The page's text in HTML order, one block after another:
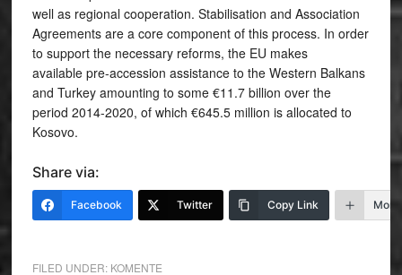
well as regional cooperation. Stabilisation and Association
Agreements are a core component of this process. In order
to support the necessary reforms, the EU makes
available pre-accession assistance to the Western Balkans
and Turkey amounting to some €11.7 billion over the
period 2014-2020, of which €645.5 million is allocated to
Kosovo.
Share via:
Facebook Twitter Copy Link More
FILED UNDER: KOMENTE